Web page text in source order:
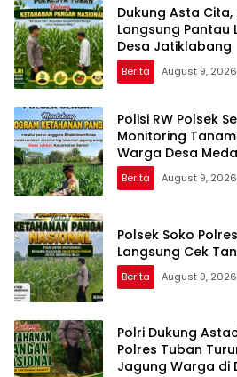
Dukung Asta
Langsung
Desa Jatiklabang
Berita August 9, 2026
Polisi RW Polsek
Monitoring
Warga Desa
Program
Berita August 9, 2026
Polsek Soko
Langsung Cek
Berita August 9, 2026
Polri Dukung
Polres Tuban
Jagung Warga di